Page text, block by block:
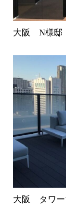
大阪 N様邸
大阪 タワ